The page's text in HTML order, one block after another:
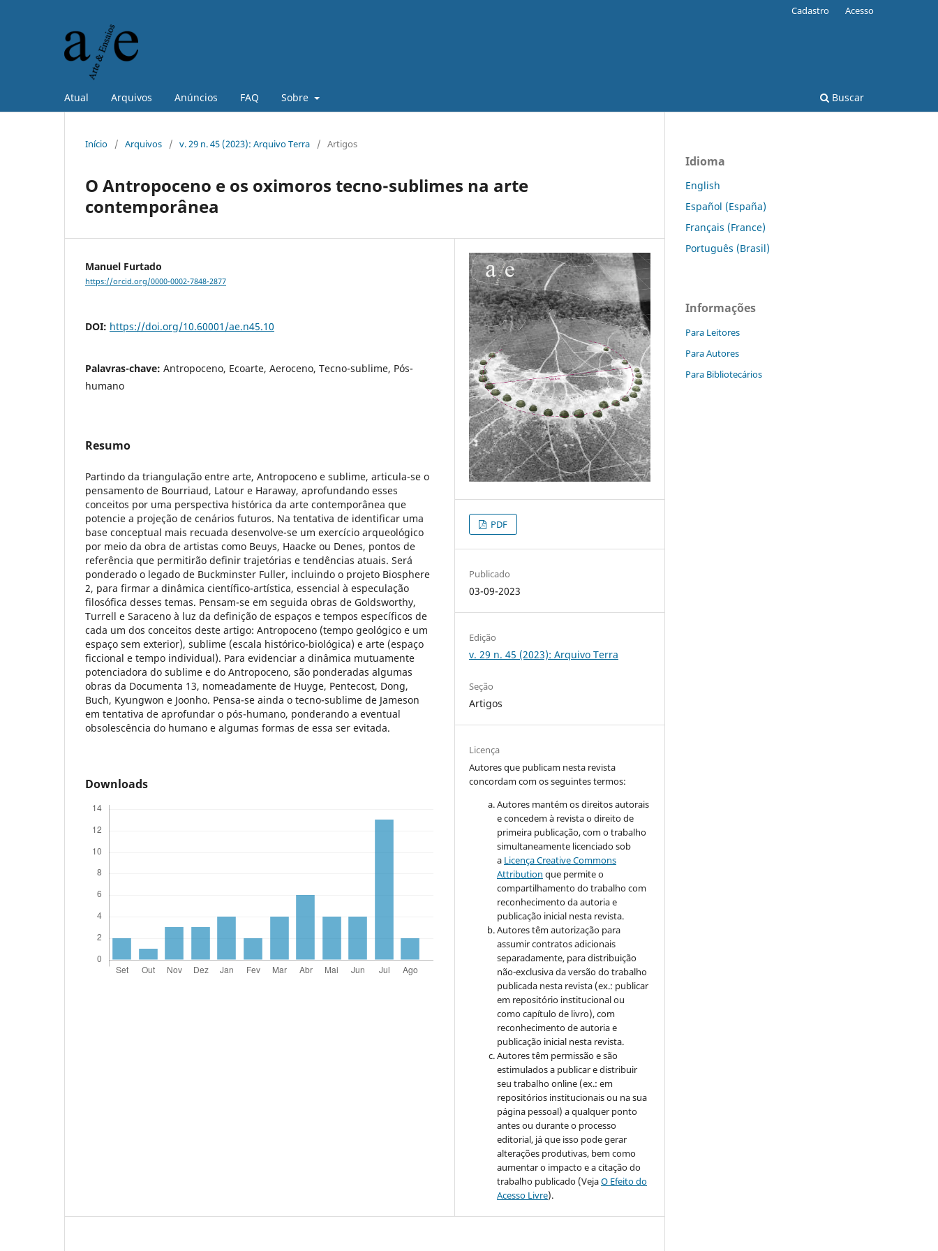
Atual Arquivos Anúncios FAQ Sobre Buscar
Cadastro Acesso
Início / Arquivos / v. 29 n. 45 (2023): Arquivo Terra / Artigos
O Antropoceno e os oximoros tecno-sublimes na arte
contemporânea
Manuel Furtado
https://orcid.org/0000-0002-7848-2877
DOI: https://doi.org/10.60001/ae.n45.10
Palavras-chave: Antropoceno, Ecoarte, Aeroceno, Tecno-sublime, Pós-
humano
Resumo
Partindo da triangulação entre arte, Antropoceno e sublime, articula-se o
pensamento de Bourriaud, Latour e Haraway, aprofundando esses
conceitos por uma perspectiva histórica da arte contemporânea que
potencie a projeção de cenários futuros. Na tentativa de identificar uma
base conceptual mais recuada desenvolve-se um exercício arqueológico
por meio da obra de artistas como Beuys, Haacke ou Denes, pontos de
referência que permitirão definir trajetórias e tendências atuais. Será
ponderado o legado de Buckminster Fuller, incluindo o projeto Biosphere
2, para firmar a dinâmica científico-artística, essencial à especulação
filosófica desses temas. Pensam-se em seguida obras de Goldsworthy,
Turrell e Saraceno à luz da definição de espaços e tempos específicos de
cada um dos conceitos deste artigo: Antropoceno (tempo geológico e um
espaço sem exterior), sublime (escala histórico-biológica) e arte (espaço
ficcional e tempo individual). Para evidenciar a dinâmica mutuamente
potenciadora do sublime e do Antropoceno, são ponderadas algumas
obras da Documenta 13, nomeadamente de Huyge, Pentecost, Dong,
Buch, Kyungwon e Joonho. Pensa-se ainda o tecno-sublime de Jameson
em tentativa de aprofundar o pós-humano, ponderando a eventual
obsolescência do humano e algumas formas de essa ser evitada.
Downloads
PDF
Publicado
03-09-2023
Edição
v. 29 n. 45 (2023): Arquivo Terra
Seção
Artigos
Licença
Autores que publicam nesta revista
concordam com os seguintes termos:
Autores mantém os direitos autorais
e concedem à revista o direito de
primeira publicação, com o trabalho
simultaneamente licenciado sob
a Licença Creative Commons
Attribution que permite o
compartilhamento do trabalho com
reconhecimento da autoria e
publicação inicial nesta revista.
Autores têm autorização para
assumir contratos adicionais
separadamente, para distribuição
não-exclusiva da versão do trabalho
publicada nesta revista (ex.: publicar
em repositório institucional ou
como capítulo de livro), com
reconhecimento de autoria e
publicação inicial nesta revista.
Autores têm permissão e são
estimulados a publicar e distribuir
seu trabalho online (ex.: em
repositórios institucionais ou na sua
página pessoal) a qualquer ponto
antes ou durante o processo
editorial, já que isso pode gerar
alterações produtivas, bem como
aumentar o impacto e a citação do
trabalho publicado (VejaO Efeito do
Acesso Livre).
Idioma
English
Español (España)
Français (France)
Português (Brasil)
Informações
Para Leitores
Para Autores
Para Bibliotecários